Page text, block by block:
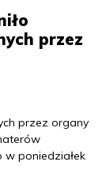
przez
przez organy
poniedziałek